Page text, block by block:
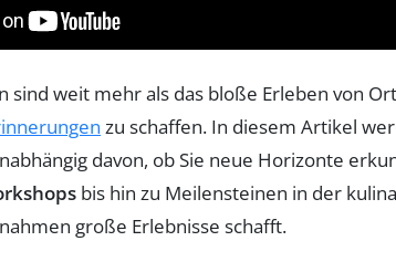
sind weit mehr als das bloße Erleben von
zu schaffen. In diesem Artikel
davon, ob Sie neue Horizonte
bis hin zu Meilensteinen in der
große Erlebnisse schafft.